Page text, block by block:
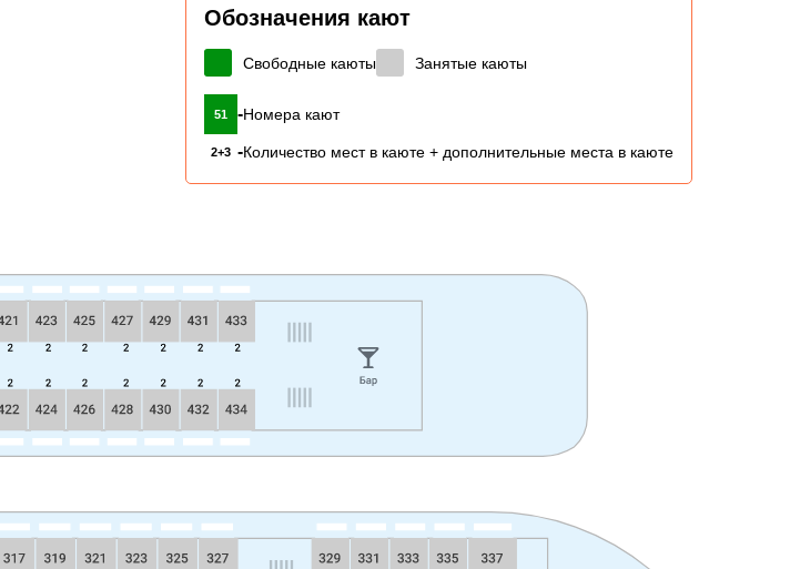
Обозначения кают
Свободные каюты Занятые каюты
51 -Номера кают
2+3 -Количество мест в каюте + дополнительные места в каюте